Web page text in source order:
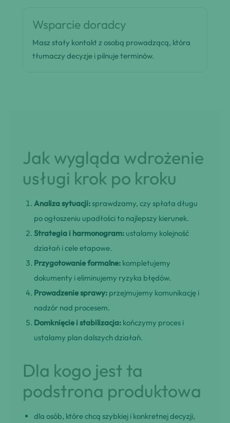
Wsparcie doradcy
Masz stały kontakt z osobą prowadzącą, która
tłumaczy decyzje i pilnuje terminów.
Jak wygląda wdrożenie
usługi krok po kroku
Analiza sytuacji: sprawdzamy, czy spłata długu
po ogłoszeniu upadłości to najlepszy kierunek.
Strategia i harmonogram: ustalamy kolejność
działań i cele etapowe.
Przygotowanie formalne: kompletujemy
dokumenty i eliminujemy ryzyka błędów.
Prowadzenie sprawy: przejmujemy komunikację i
nadzór nad procesem.
Domknięcie i stabilizacja: kończymy proces i
ustalamy plan dalszych działań.
Dla kogo jest ta
podstrona produktowa
dla osób, które chcą szybkiej i konkretnej decyzji,